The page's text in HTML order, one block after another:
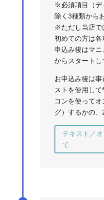
※必須項目（デ
除く3種類から
※ただし当店で
初めての方は
申込み後はマ
からスタートし
お申込み後は
ストを使用し
コンを使って
グ）するかの、
テキスト／
て